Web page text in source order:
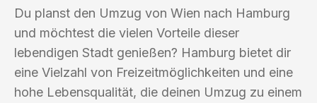
Du planst den Umzug von Wien nach Hamburg
und möchtest die vielen Vorteile dieser
lebendigen Stadt genießen? Hamburg bietet dir
eine Vielzahl von Freizeitmöglichkeiten und eine
hohe Lebensqualität, die deinen Umzug zu einem